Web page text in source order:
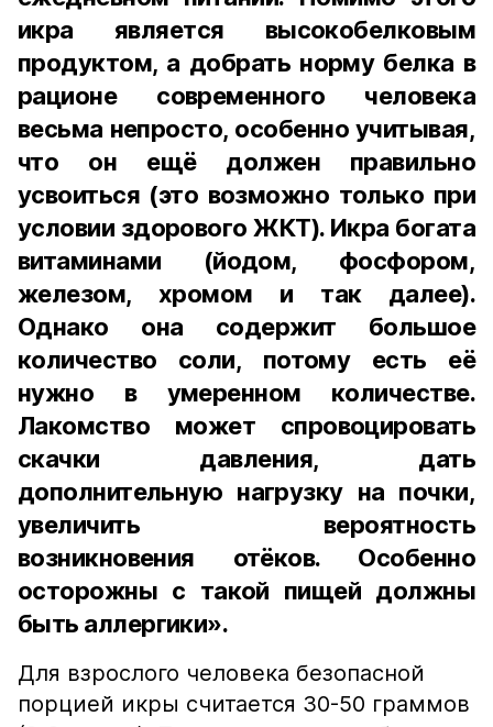
икра является высокобелковым
продуктом, а добрать норму белка в
рационе современного человека
весьма непросто, особенно учитывая,
что он ещё должен правильно
усвоиться (это возможно только при
условии здорового ЖКТ). Икра богата
витаминами (йодом, фосфором,
железом, хромом и так далее).
Однако она содержит большое
количество соли, потому есть её
нужно в умеренном количестве.
Лакомство может спровоцировать
скачки давления, дать
дополнительную нагрузку на почки,
увеличить вероятность
возникновения отёков. Особенно
осторожны с такой пищей должны
быть аллергики».
Для взрослого человека безопасной
порцией икры считается 30-50 граммов